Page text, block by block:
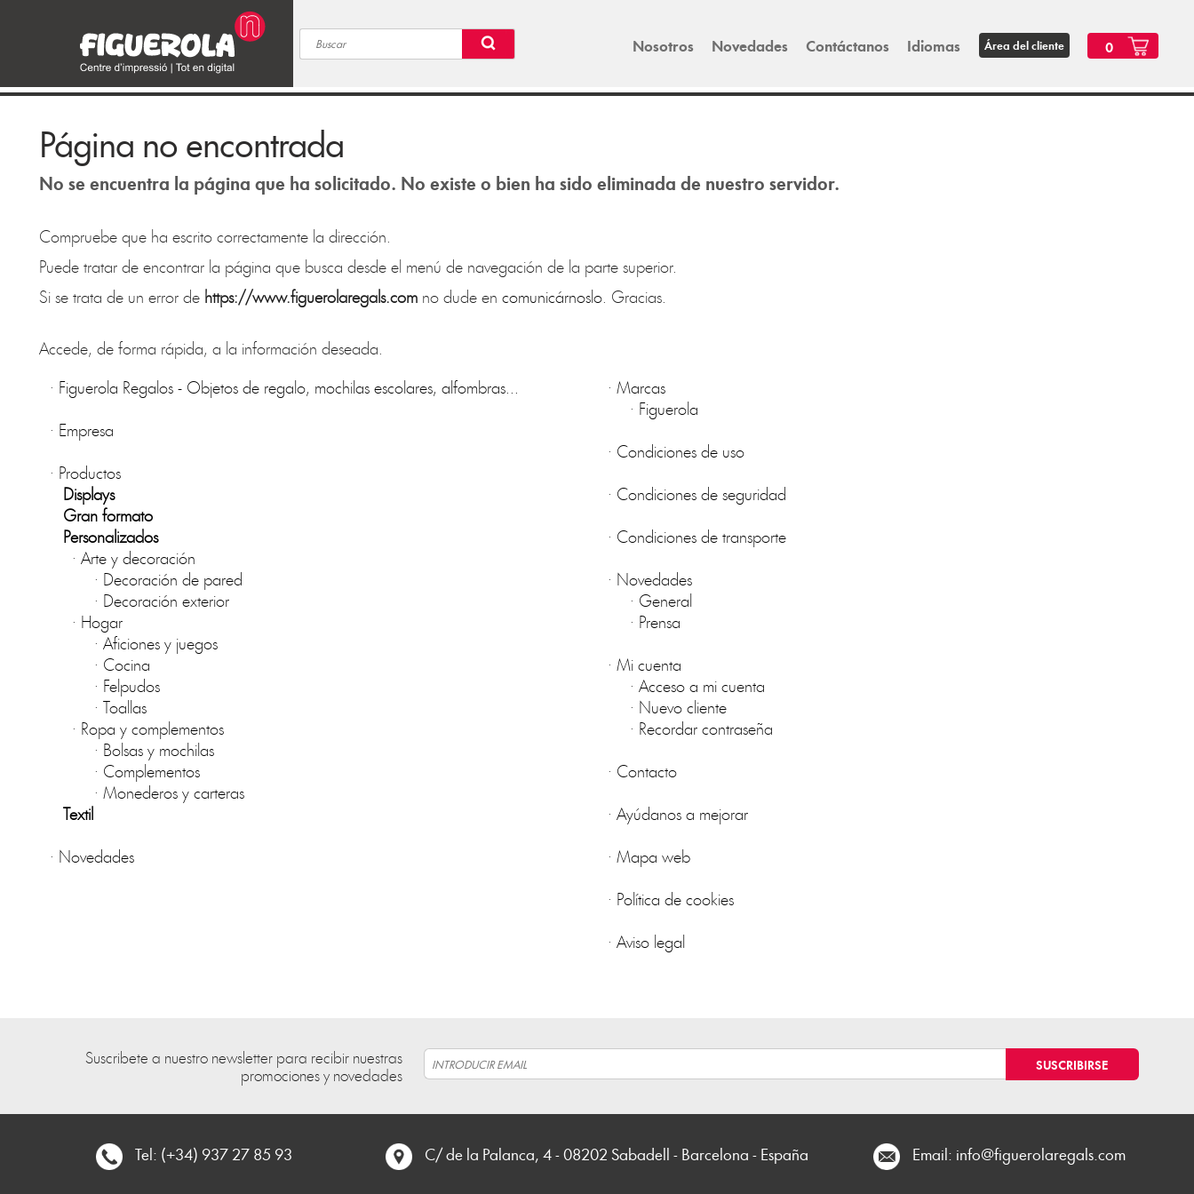
Nosotros Novedades Contáctanos Idiomas Área del cliente 0
Página no encontrada
No se encuentra la página que ha solicitado. No existe o bien ha sido eliminada de nuestro servidor.
Compruebe que ha escrito correctamente la dirección.
Puede tratar de encontrar la página que busca desde el menú de navegación de la parte superior.
Si se trata de un error de https://www.figuerolaregals.com no dude encomunicárnoslo. Gracias.
Accede, de forma rápida, a la información deseada.
· Figuerola Regalos - Objetos de regalo, mochilas escolares, alfombras...
· Empresa
· Productos
Displays
Gran formato
Personalizados
·Arte y decoración
· Decoración de pared
· Decoración exterior
· Hogar
·Aficiones y juegos
· Cocina
· Felpudos
·Toallas
· Ropa y complementos
· Bolsas y mochilas
· Complementos
·Monederos y carteras
Textil
· Novedades
· Marcas
· Figuerola
· Condiciones de uso
· Condiciones de seguridad
· Condiciones de transporte
· Novedades
· General
· Prensa
· Mi cuenta
· Acceso a mi cuenta
· Nuevo cliente
· Recordar contraseña
· Contacto
· Ayúdanos a mejorar
· Mapa web
· Política de cookies
· Aviso legal
Suscribete a nuestro newsletter para recibir nuestras
promociones y novedades
Tel: (+34) 937 27 85 93 C/ de la Palanca, 4 - 08202 Sabadell - Barcelona - España Email: info@figuerolaregals.com